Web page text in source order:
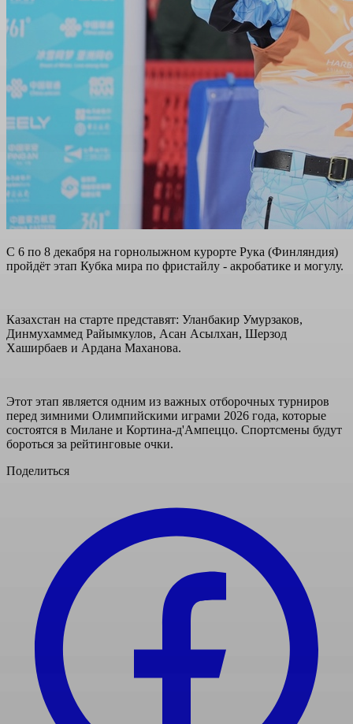
С 6 по 8 декабря на горнолыжном курорте Рука (Финляндия)
пройдёт этап Кубка мира по фристайлу - акробатике и могулу.
Казахстан на старте представят: Уланбакир Умурзаков,
Динмухаммед Райымкулов, Асан Асылхан, Шерзод
Хаширбаев и Ардана Маханова.
Этот этап является одним из важных отборочных турниров
перед зимними Олимпийскими играми 2026 года, которые
состоятся в Милане и Кортина-д'Ампеццо. Спортсмены будут
бороться за рейтинговые очки.
Поделиться